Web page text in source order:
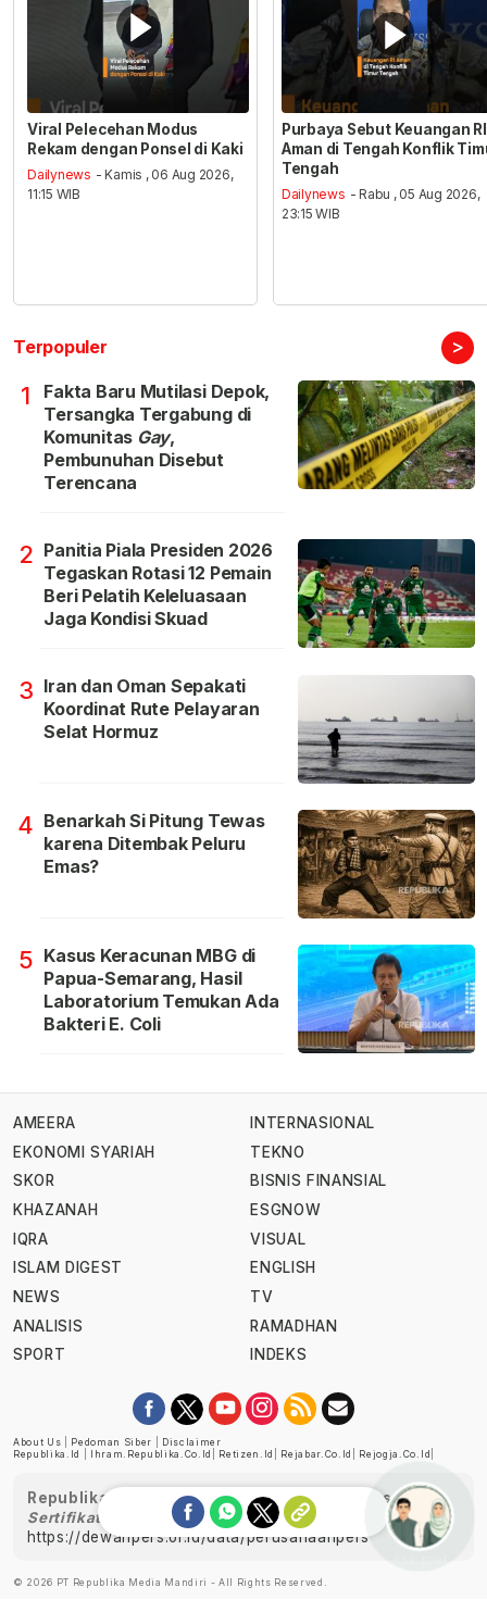
Viral Pelecehan Modus
Rekam dengan Ponsel di Kaki
Dailynews - Kamis , 06 Aug 2026,
11:15 WIB
Purbaya Sebut Keuangan RI
Aman di Tengah Konflik
Tengah
Dailynews - Rabu , 05 Aug 2026,
23:15 WIB
Terpopuler >
1
Fakta Baru Mutilasi Depok,
Tersangka Tergabung di
Komunitas Gay,
Pembunuhan Disebut
Terencana
2 Panitia Piala Presiden 2026
Tegaskan Rotasi 12 Pemain
Beri Pelatih Keleluasaan
Jaga Kondisi Skuad
3 Iran dan Oman Sepakati
Koordinat Rute Pelayaran
Selat Hormuz
4 Benarkah Si Pitung Tewas
karena Ditembak Peluru
Emas?
5 Kasus Keracunan MBG di
Papua-Semarang, Hasil
Laboratorium Temukan Ada
Bakteri E. Coli
AMEERA
EKONOMI SYARIAH
SKOR
KHAZANAH
IQRA
ISLAM DIGEST
NEWS
ANALISIS
SPORT
INTERNASIONAL
TEKNO
BISNIS FINANSIAL
ESGNOW
VISUAL
ENGLISH
TV
RAMADHAN
INDEKS
About Us Pedoman Siber
Disclaimer
Republika.id
Ihram.republika.co.id Retizen.id Rejabar.co.id Rejogja.co.id
Republika telah diverifikasi oleh Dewan Pers
Sertifikat Nomor 1058/DP-Verifikasi/K/XII/2022
https://dewanpers.or.id/data/perusahaanpers
© 2026 PT Republika Media Mandiri - All Rights Reserved.